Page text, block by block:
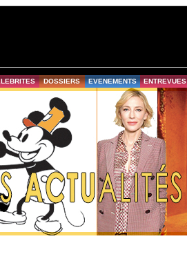
DOSSIERS EVENEMENTS ENTREVUES